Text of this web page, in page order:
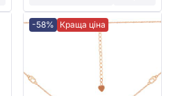
-58% Краща ціна